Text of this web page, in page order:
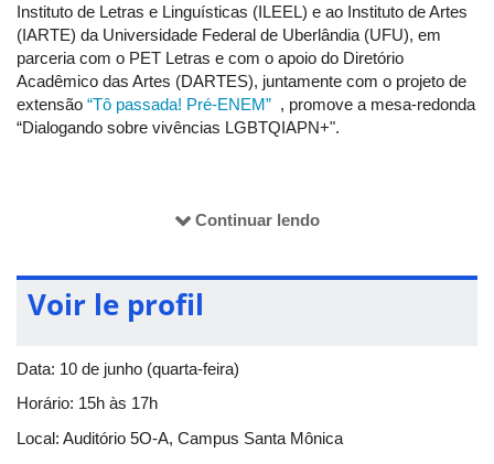
Instituto de Letras e Linguísticas (ILEEL) e ao Instituto de Artes
(IARTE) da Universidade Federal de Uberlândia (UFU), em
parceria com o PET Letras e com o apoio do Diretório
Acadêmico das Artes (DARTES), juntamente com o projeto de
extensão “Tô passada! Pré-ENEM” , promove a mesa-redonda
“Dialogando sobre vivências LGBTQIAPN+".
queens Stacie Bawer, Jujuba, Rosy Chix e Tereza Carmel,
das múltiplas vivências LGBTQIAPN+
O evento é realizado no Mês do Orgulho e alinha-se ao tema da
30° Parada LGBT de São Paulo deste ano, denominado como
“As ruas convocam, a urna confirma”. O evento integra a
programação de extensão da UFU e é aberto a toda a
comunidade, interna e externa. Haverá emissão de certificado.
Continuar lendo
Voir le profil
Data: 10 de junho (quarta-feira)
Horário: 15h às 17h
Local: Auditório 5O-A, Campus Santa Mônica